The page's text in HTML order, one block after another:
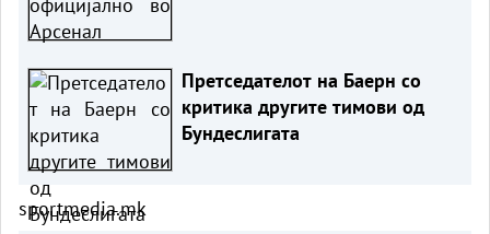
Претседателот на Баерн со
критика другите тимови од
Бундеслигата
sportmedia.mk